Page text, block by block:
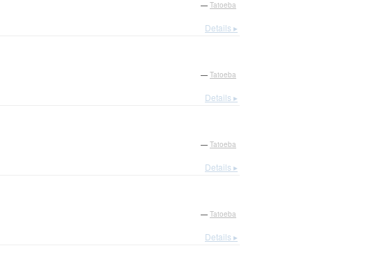
— Tatoeba
Details ▸
— Tatoeba
Details ▸
— Tatoeba
Details ▸
— Tatoeba
Details ▸